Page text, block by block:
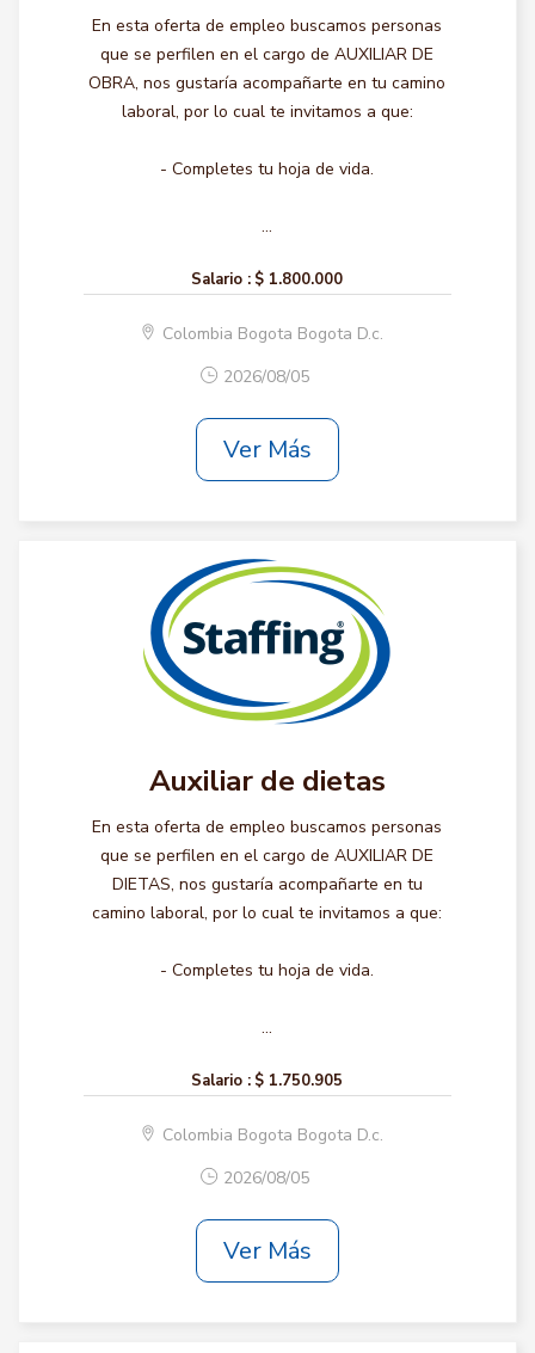
En esta oferta de empleo buscamos personas
que se perfilen en el cargo de AUXILIAR DE
OBRA, nos gustaría acompañarte en tu camino
laboral, por lo cual te invitamos a que:
- Completes tu hoja de vida.
...
Salario : $ 1.800.000
Colombia Bogota Bogota D.c.
2026/08/05
Ver Más
Auxiliar de dietas
En esta oferta de empleo buscamos personas
que se perfilen en el cargo de AUXILIAR DE
DIETAS, nos gustaría acompañarte en tu
camino laboral, por lo cual te invitamos a que:
- Completes tu hoja de vida.
...
Salario : $ 1.750.905
Colombia Bogota Bogota D.c.
2026/08/05
Ver Más